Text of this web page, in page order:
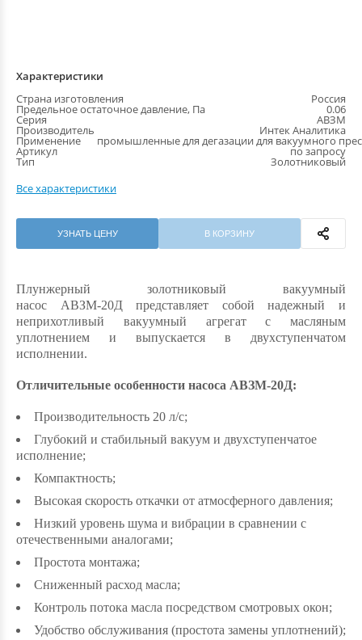
Характеристики
Страна изготовления
Россия
Предельное остаточное давление, Па 0.06
Серия АВЗМ
Производитель Интек Аналитика
Применение промышленные для дегазации для вакуумного
Артикул по запросу
Тип
Золотниковый
Все характеристики
УЗНАТЬ ЦЕНУ В КОРЗИНУ
Плунжерный золотниковый вакуумный
насос АВЗМ-20Д представляет собой надежный и
неприхотливый вакуумный агрегат с масляным
уплотнением и выпускается в двухступенчатом
исполнении.
Отличительные особенности насоса АВЗМ-20Д:
Производительность 20 л/с;
Глубокий и стабильный вакуум и двухступенчатое
исполнение;
Компактность;
Высокая скорость откачки от атмосферного давления;
Низкий уровень шума и вибрации в сравнении с
отечественными аналогами;
Простота монтажа;
Сниженный расход масла;
Контроль потока масла посредством смотровых окон;
Удобство обслуживания (простота замены уплотнений);